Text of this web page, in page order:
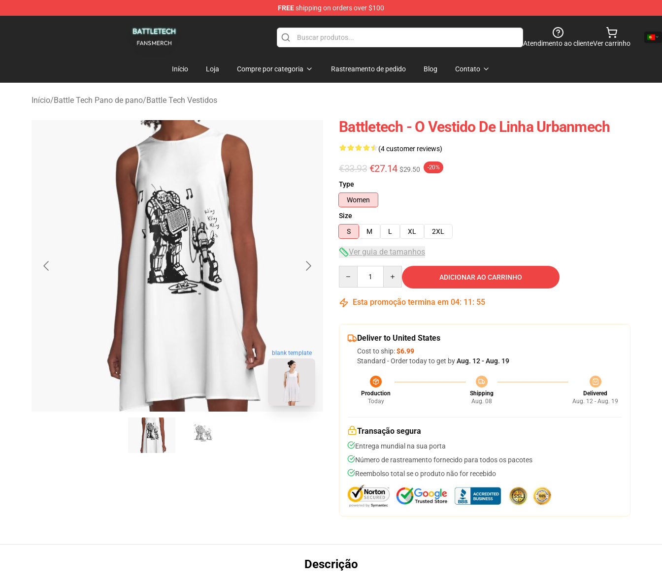
FREEshipping on orders over $100
Atendimento ao clienteVer carrinho
Início Loja Compre por categoria Rastreamento de pedido Blog Contato
Início/Battle Tech Pano de pano/Battle Tech Vestidos
blank template
Battletech - O Vestido De Linha Urbanmech
(4 customer reviews)
€33.93 €27.14 $29.50 -20%
Type
Women
Size
S
M L XL 2XL
Ver guia de tamanhos
ADICIONAR AO CARRINHO
Esta promoção termina em 04: 11 : 54
Deliver to United States
Cost to ship:$6.99
Standard - Order today to get byAug. 12 - Aug. 19
Production
Today
Shipping
Aug. 08
Delivered
Aug. 12 - Aug. 19
Transação segura
Entrega mundial na sua porta
Número de rastreamento fornecido para todos os pacotes
Reembolso total se o produto não for recebido
Descrição